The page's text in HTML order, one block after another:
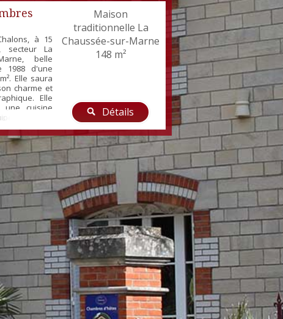
à 15
secteur La
belle
1988 d'une
Elle saura
charme et
Elle
cuisine
ouverte
de vie avec
2
de douche
A l'...
Maison
traditionnelle La
Chaussée-sur-Marne
148 m²
Détails